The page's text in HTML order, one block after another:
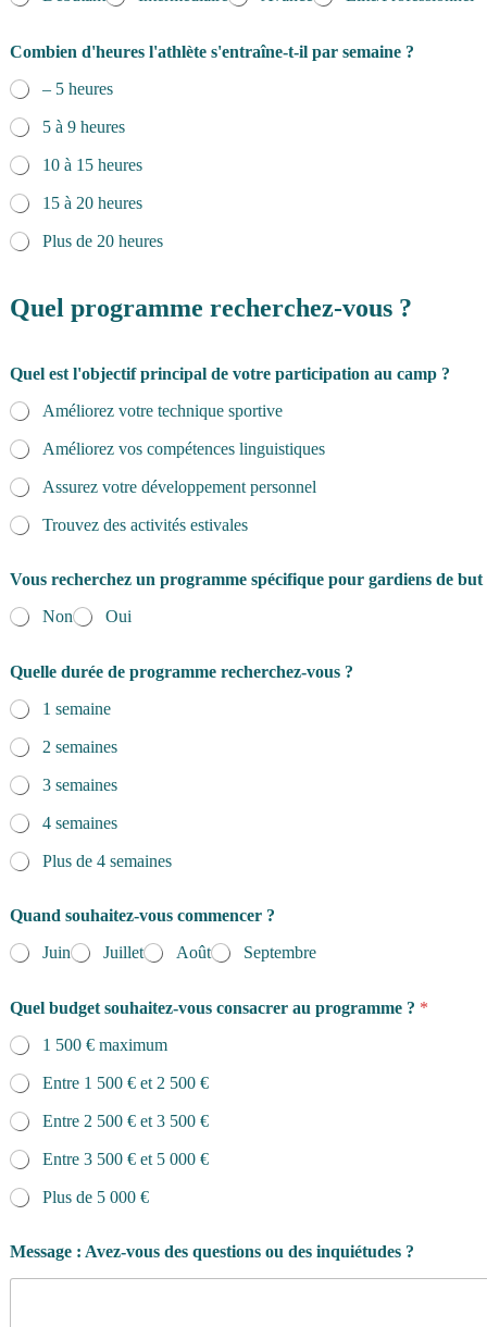
Combien d'heures l'athlète s'entraîne-t-il par semaine ?
– 5 heures
5 à 9 heures
10 à 15 heures
15 à 20 heures
Plus de 20 heures
o
u
i
e
l
l
a
h
e
p
r
n
/
t
u
t
e
u
t
u
t
i
e
Quel programme recherchez-vous ?
Quel est l'objectif principal de votre participation au camp ?
Améliorez votre technique sportive
Améliorez vos compétences linguistiques
Assurez votre développement personnel
Trouvez des activités estivales
Vous recherchez un programme spécifique pour gardiens de but
Non
Oui
Quelle durée de programme recherchez-vous ?
1 semaine
2 semaines
3 semaines
4 semaines
Plus de 4 semaines
Quand souhaitez-vous commencer ?
Juin
Juillet Août Septembre
Quel budget souhaitez-vous consacrer au programme ? *
1 500 € maximum
Entre 1 500 € et 2 500 €
Entre 2 500 € et 3 500 €
Entre 3 500 € et 5 000 €
Plus de 5 000 €
Message : Avez-vous des questions ou des inquiétudes ?